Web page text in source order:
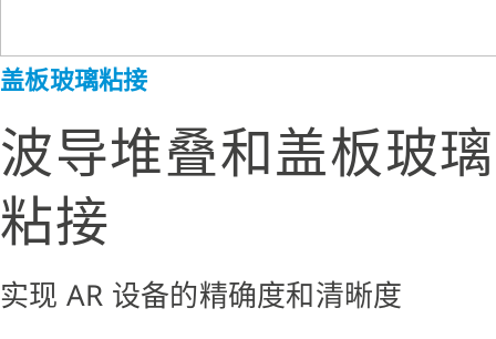
盖板玻璃粘接
波导堆叠和盖板玻璃
粘接
实现 AR 设备的精确度和清晰度